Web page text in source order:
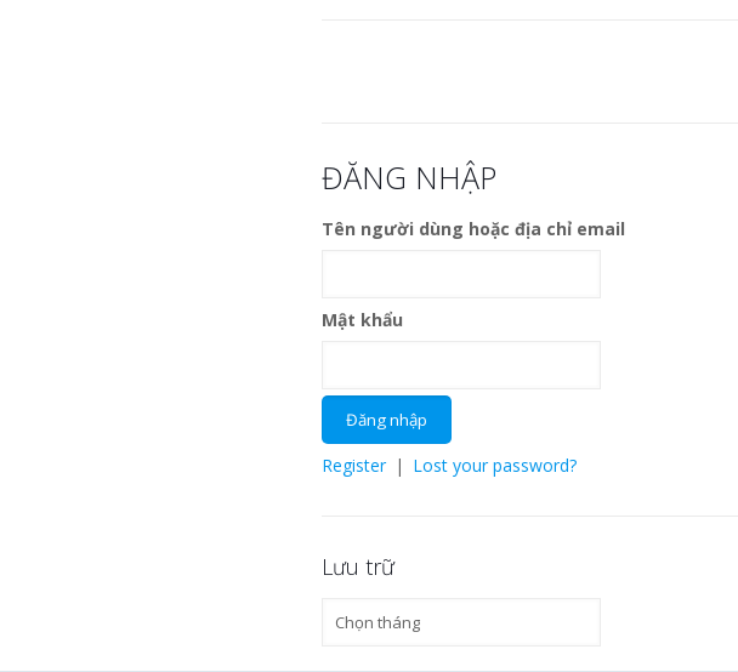
ĐĂNG NHẬP
Tên người dùng hoặc địa chỉ email
Mật khẩu
Register | Lost your password?
Lưu trữ
Lưu